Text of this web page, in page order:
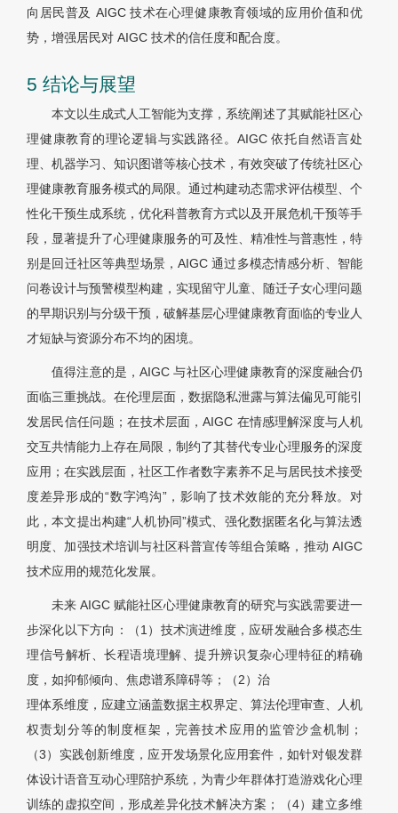
向居民普及 AIGC 技术在心理健康教育领域的应用价值和优
势，增强居民对 AIGC 技术的信任度和配合度。
5 结论与展望
本文以生成式人工智能为支撑，系统阐述了其赋能社区心
理健康教育的理论逻辑与实践路径。AIGC 依托自然语言处
理、机器学习、知识图谱等核心技术，有效突破了传统社区心
理健康教育服务模式的局限。通过构建动态需求评估模型、个
性化干预生成系统，优化科普教育方式以及开展危机干预等手
段，显著提升了心理健康服务的可及性、精准性与普惠性，特
别是回迁社区等典型场景，AIGC 通过多模态情感分析、智能
问卷设计与预警模型构建，实现留守儿童、随迁子女心理问题
的早期识别与分级干预，破解基层心理健康教育面临的专业人
才短缺与资源分布不均的困境。
值得注意的是，AIGC 与社区心理健康教育的深度融合仍
面临三重挑战。在伦理层面，数据隐私泄露与算法偏见可能引
发居民信任问题；在技术层面，AIGC 在情感理解深度与人机
交互共情能力上存在局限，制约了其替代专业心理服务的深度
应用；在实践层面，社区工作者数字素养不足与居民技术接受
度差异形成的“数字鸿沟”，影响了技术效能的充分释放。对
此，本文提出构建“人机协同”模式、强化数据匿名化与算法透
明度、加强技术培训与社区科普宣传等组合策略，推动 AIGC
技术应用的规范化发展。
未来 AIGC 赋能社区心理健康教育的研究与实践需要进一
步深化以下方向：（1）技术演进维度，应研发融合多模态生
理信号解析、长程语境理解、提升辨识复杂心理特征的精确
度，如抑郁倾向、焦虑谱系障碍等；（2）治
理体系维度，应建立涵盖数据主权界定、算法伦理审查、人机
权责划分等的制度框架，完善技术应用的监管沙盒机制；
（3）实践创新维度，应开发场景化应用套件，如针对银发群
体设计语音互动心理陪护系统，为青少年群体打造游戏化心理
训练的虚拟空间，形成差异化技术解决方案；（4）建立多维